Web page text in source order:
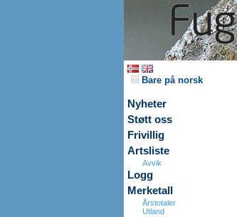
Bare på norsk
Nyheter
Støtt oss
Frivillig
Artsliste
Avvik
Logg
Merketall
Årstotaler
Utland